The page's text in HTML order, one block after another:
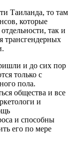
Таиланда, то там
которые
так и
трансгендерных
и до сих пор
только с
пола.
общества и все
и
и способны
его по мере